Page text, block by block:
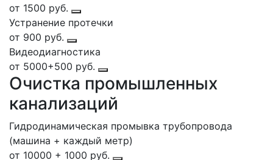
от 1500 руб.
Устранение протечки
от 900 руб.
Видеодиагностика
от 5000+500 руб.
Очистка промышленных
канализаций
Гидродинамическая промывка трубопровода
(машина + каждый метр)
от 10000 + 1000 руб.